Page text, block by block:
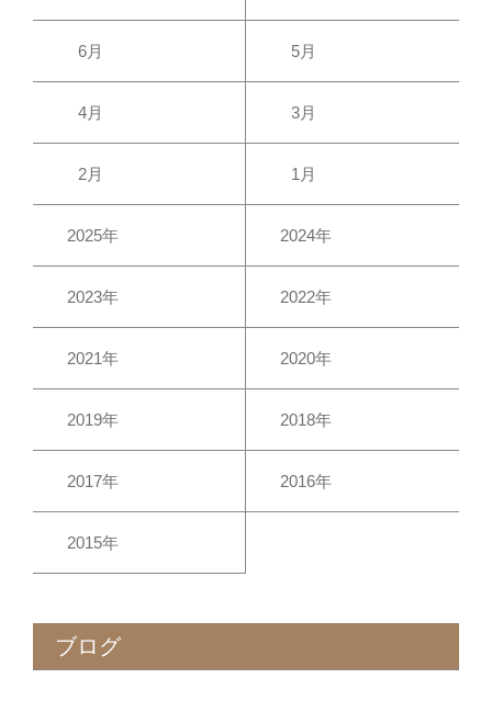
6月 5月
4月 3月
2月 1月
2025年 2024年
2023年 2022年
2021年 2020年
2019年 2018年
2017年 2016年
2015年
ブログ